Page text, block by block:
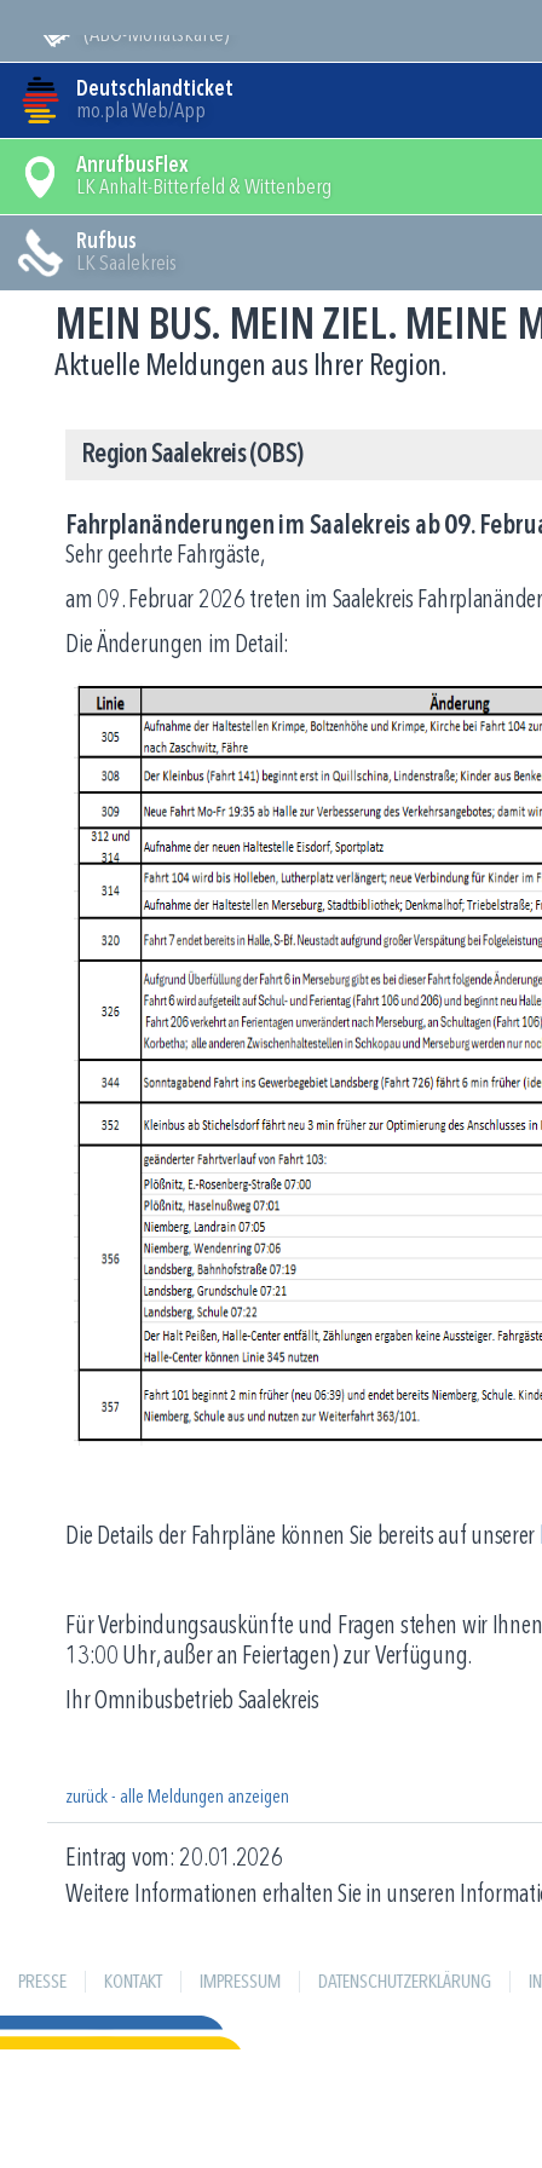
(ABO-Monatskarte)
Deutschlandticket
mo.pla Web/App
AnrufbusFlex
LK Anhalt-Bitterfeld & Wittenberg
Rufbus
LK Saalekreis
MEIN BUS. MEIN ZIEL. MEINE
Aktuelle Meldungen aus Ihrer Region.
Region Saalekreis (OBS)
Fahrplanänderungen im Saalekreis ab 09.
Sehr geehrte Fahrgäste,
am 09. Februar 2026 treten im Saalekreis
Die Änderungen im Detail:
Die Details der Fahrpläne können Sie bereits auf unserer
Für Verbindungsauskünfte und Fragen stehen wir
13:00 Uhr, außer an Feiertagen) zur Verfügung.
Ihr Omnibusbetrieb Saalekreis
zurück - alle Meldungen anzeigen
Eintrag vom: 20.01.2026
Weitere Informationen erhalten Sie in unseren
PRESSE KONTAKT IMPRESSUM DATENSCHUTZERKLÄRUNG